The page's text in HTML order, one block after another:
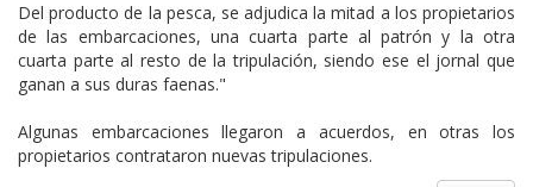
Del producto de la pesca, se adjudica la mitad a los propietarios
de las embarcaciones, una cuarta parte al patrón y la otra
cuarta parte al resto de la tripulación, siendo ese el jornal que
ganan a sus duras faenas."
Algunas embarcaciones llegaron a acuerdos, en otras los
propietarios contrataron nuevas tripulaciones.